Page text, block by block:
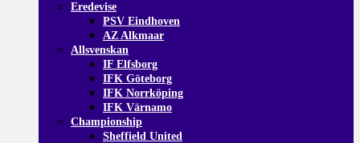
Eredevise
PSV Eindhoven
AZ Alkmaar
Allsvenskan
IF Elfsborg
IFK Göteborg
IFK Norrköping
IFK Värnamo
Championship
Sheffield United